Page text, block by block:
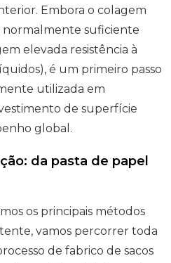
Embora o colagem
normalmente suficiente
elevada resistência à
é um primeiro passo
utilizada em
de superfície
global.
da pasta de papel
os principais métodos
vamos percorrer toda
de fabrico de sacos